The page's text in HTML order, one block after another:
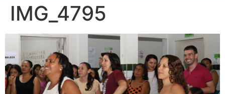
IMG_4795